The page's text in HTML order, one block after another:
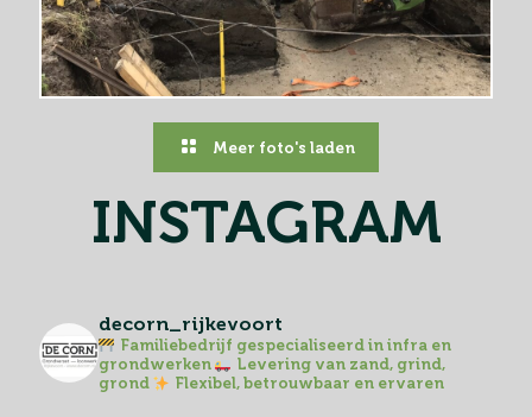
Meer foto's laden
INSTAGRAM
decorn_rijkevoort
Familiebedrijf gespecialiseerd in infra en
grondwerken
Levering van zand, grind,
grond
Flexibel, betrouwbaar en ervaren